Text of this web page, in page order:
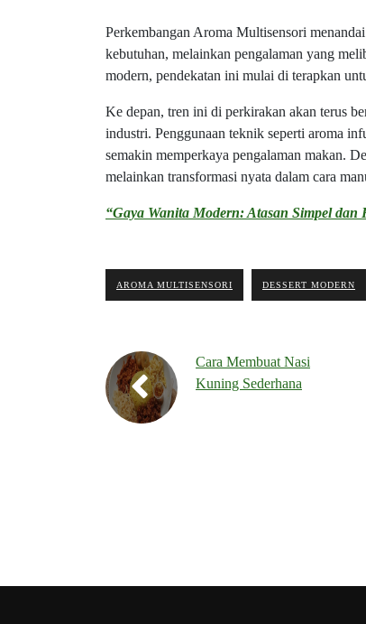
Perkembangan Aroma Multisensori
kebutuhan, melainkan pengalaman yang
modern, pendekatan ini mulai di terapkan
Ke depan, tren ini di perkirakan akan terus
industri. Penggunaan teknik seperti aroma
semakin memperkaya pengalaman makan.
melainkan transformasi nyata dalam cara
“Gaya Wanita Modern: Atasan Simpel
AROMA MULTISENSORI DESSERT MODERN
Cara Membuat Nasi
Kuning Sederhana